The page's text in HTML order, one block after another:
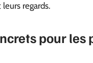
regards.
pour